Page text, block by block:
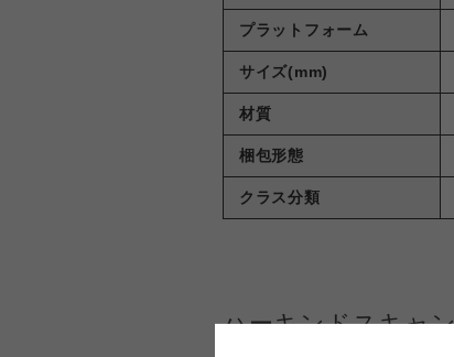
プラットフォーム
サイズ(mm)
材質
梱包形態
クラス分類
ハーキンドスキャ